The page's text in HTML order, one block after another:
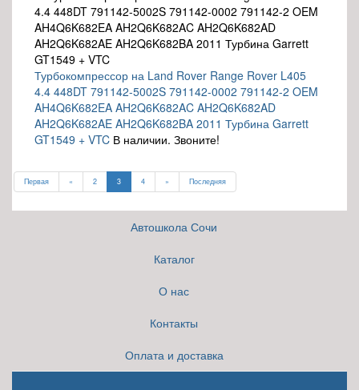
Турбокомпрессор на Land Rover Range Rover L405
4.4 448DT 791142-5002S 791142-0002 791142-2 OEM
AH4Q6K682EA AH2Q6K682AC AH2Q6K682AD
AH2Q6K682AE AH2Q6K682BA 2011 Турбина Garrett
GT1549 + VTC В наличии. Звоните!
Первая « 2 3 4 » Последняя
Автошкола Сочи
Каталог
О нас
Контакты
Оплата и доставка